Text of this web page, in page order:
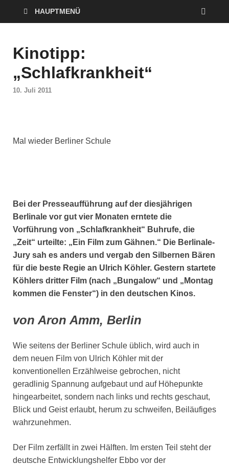
HAUPTMENÜ
Kinotipp:
„Schlafkrankheit“
10. Juli 2011
Mal wieder Berliner Schule
Bei der Presseaufführung auf der diesjährigen
Berlinale vor gut vier Monaten erntete die
Vorführung von „Schlafkrankheit“ Buhrufe, die
„Zeit“ urteilte: „Ein Film zum Gähnen.“ Die Berlinale-
Jury sah es anders und vergab den Silbernen Bären
für die beste Regie an Ulrich Köhler. Gestern startete
Köhlers dritter Film (nach „Bungalow“ und „Montag
kommen die Fenster“) in den deutschen Kinos.
von Aron Amm, Berlin
Wie seitens der Berliner Schule üblich, wird auch in
dem neuen Film von Ulrich Köhler mit der
konventionellen Erzählweise gebrochen, nicht
geradlinig Spannung aufgebaut und auf Höhepunkte
hingearbeitet, sondern nach links und rechts geschaut,
Blick und Geist erlaubt, herum zu schweifen, Beiläufiges
wahrzunehmen.
Der Film zerfällt in zwei Hälften. Im ersten Teil steht der
deutsche Entwicklungshelfer Ebbo vor der